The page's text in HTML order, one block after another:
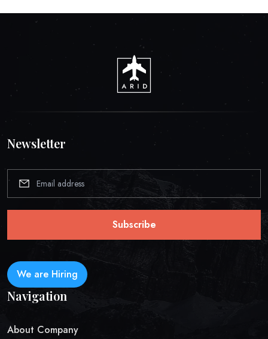
Newsletter
Subscribe
We are Hiring
Navigation
About Company